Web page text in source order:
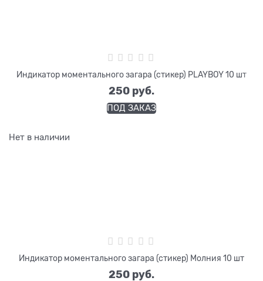
Индикатор моментального загара (стикер) PLAYBOY 10 шт
250 руб.
ПОД ЗАКАЗ
Нет в наличии
Индикатор моментального загара (стикер) Молния 10 шт
250 руб.